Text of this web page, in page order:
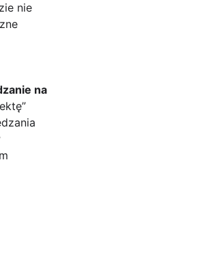
nie
na